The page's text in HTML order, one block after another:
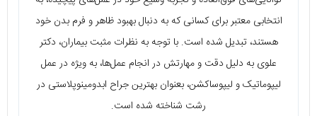
انتخابی معتبر برای کسانی که به دنبال بهبود ظاهر و فرم بدن خود
هستند، تبدیل شده است. با توجه به نظرات مثبت بیماران، دکتر
علوی به دلیل دقت و مهارتش در انجام عمل‌ها، به ویژه در عمل‌
لیپوماتیک و لیپوساکشن، بعنوان بهترین جراح ابدومینوپلاستی در
رشت شناخته شده است.